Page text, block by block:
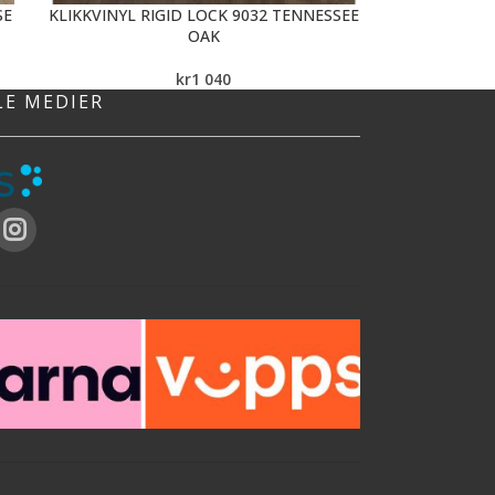
KLIKKVINYL RIGID LOCK 9032 TENNESSEE
OAK
kr1 040
MEDIER